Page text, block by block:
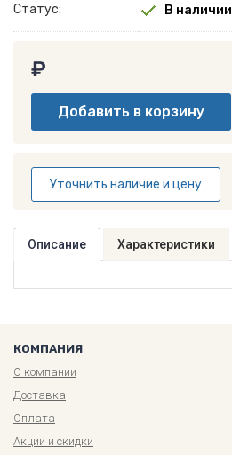
Статус: В наличии
₽
Уточнить наличие и цену
Описание Характеристики
КОМПАНИЯ
О компании
Доставка
Оплата
Акции и скидки